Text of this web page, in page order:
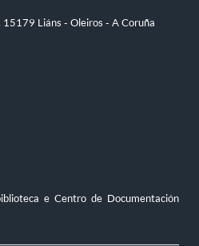
15179 Liáns - Oleiros - A Coruña
e Centro de Documentación